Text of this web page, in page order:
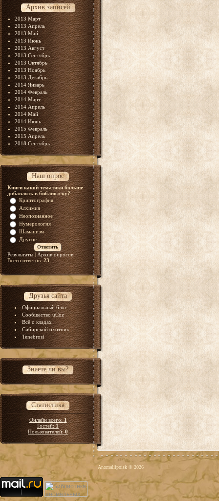
Архив записей
2013 Март
2013 Апрель
2013 Май
2013 Июнь
2013 Август
2013 Сентябрь
2013 Октябрь
2013 Ноябрь
2013 Декабрь
2014 Январь
2014 Февраль
2014 Март
2014 Апрель
2014 Май
2014 Июнь
2015 Февраль
2015 Апрель
2018 Сентябрь
Наш опрос
Книги какой тематики больше
добавлять в библиотеку?
Криптография
Алхимия
Неопознанное
Нумерология
Шаманизм
Другое
Результаты | Архив опросов
Всего ответов:23
Друзья сайта
Официальный блог
Сообщество uCoz
Всё о кладах
Сибирский охотник
Tenebrosi
Знаете ли вы?
Статистика
Онлайн всего:1
Гостей:1
Пользователей:0
Anomaliipoisk © 2026